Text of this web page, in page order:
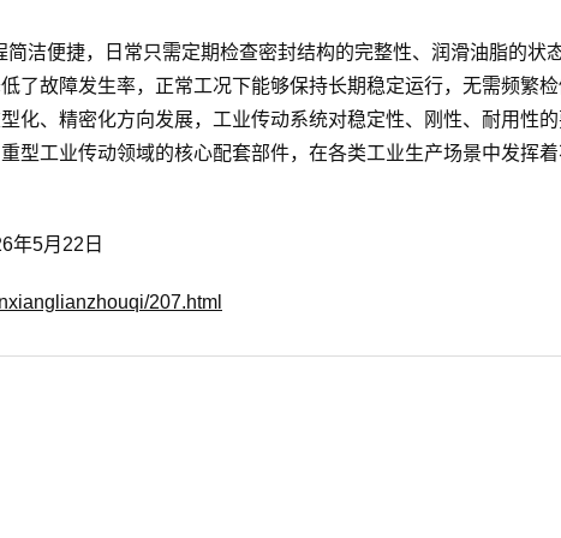
洁便捷，日常只需定期检查密封结构的完整性、润滑油脂的状
了故障发生率，正常工况下能够保持长期稳定运行，无需频繁
化、精密化方向发展，工业传动系统对稳定性、刚性、耐用性
型工业传动领域的核心配套部件，在各类工业生产场景中发挥
年5月22日
207.html